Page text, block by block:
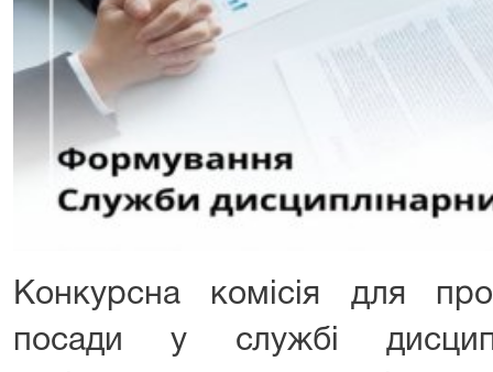
Конкурсна комісія для
посади у службі